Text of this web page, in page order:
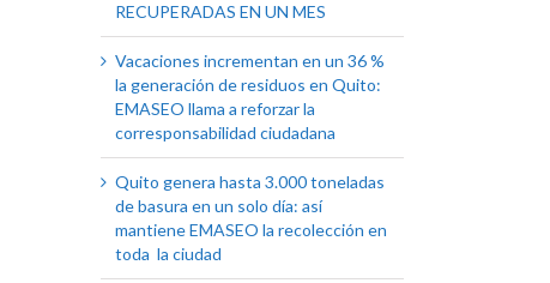
RECUPERADAS EN UN MES
Vacaciones incrementan en un 36 %
la generación de residuos en Quito:
EMASEO llama a reforzar la
corresponsabilidad ciudadana
Quito genera hasta 3.000 toneladas
de basura en un solo día: así
mantiene EMASEO la recolección en
toda la ciudad